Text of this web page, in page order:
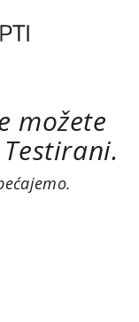
možete